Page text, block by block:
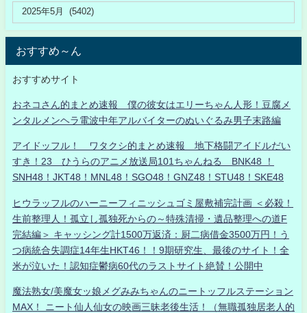
おすすめ～ん
おすすめサイト
おネコさん的まとめ速報 僕の彼女はエリーちゃん人形！豆腐メ
ンタルメンヘラ電波中年アルバイターのぬいぐるみ男子末路編
アイドッフル！ ワタクシ的まとめ速報 地下格闘アイドルだい
すき！23 ひうらのアニメ放送局101ちゃんねる BNK48 ！
SNH48！JKT48！MNL48！SGO48！GNZ48！STU48！SKE48
ヒウラッフルのハーニーフィニッシュゴミ屋敷補完計画 ＜必殺！
生前整理人！孤立し孤独死からの～特殊清掃・遺品整理への道F
完結編＞ キャッシング計1500万返済：厨二病借金3500万円！う
つ病統合失調症14年生HKT46！！9期研究生、最後のサイト！全
米が泣いた！認知症鬱病60代のラストサイト絶賛！公開中
魔法熟女/美魔女ッ娘メグみみちゃんのニートッフルステーション
MAX！ ニート仙人仙女の映画三昧老後生活！（無職孤独居老人的